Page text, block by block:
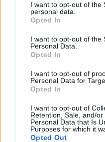
disclose it to other third
Please note that this
services and may gather
not limited to your visit or
grant or deny consent to
consent section.
I want to opt-out of the
personal data.
Opted In
I want to opt-out of the
Personal Data.
Opted In
I want to opt-out of
Personal Data for
Opted In
I want to opt-out of
Retention, Sale, and/
Personal Data that Is
Purposes for which it
Opted Out
tematiche e sono:
Sezione età del
Sezione età arcaica
Sezione età romana
Sezione tardo